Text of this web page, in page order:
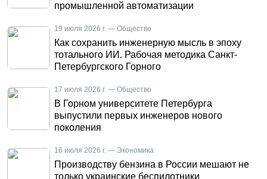
промышленной автоматизации
19 июля 2026 г. — Общество
Как сохранить инженерную мысль в эпоху
тотального ИИ. Рабочая методика Санкт-
Петербургского Горного
17 июля 2026 г. — Общество
В Горном университете Петербурга
выпустили первых инженеров нового
поколения
16 июля 2026 г. — Экономика
Производству бензина в России мешают не
только украинские беспилотники